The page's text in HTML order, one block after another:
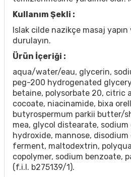
Kullanım Şekli :
Islak cilde nazikçe masaj yapın
durulayın.
Ürün İçeriği :
aqua/water/eau, glycerin,
peg-200 hydrogenated
betaine, polysorbate 20, citric
cocoate, niacinamide, bixa
butyrospermum parkii butter/
mea, glycol distearate,
hydroxide, mannose,
ferment, maltodextrin,
copolymer, sodium benzoate,
(f.i.l. b275139/1).